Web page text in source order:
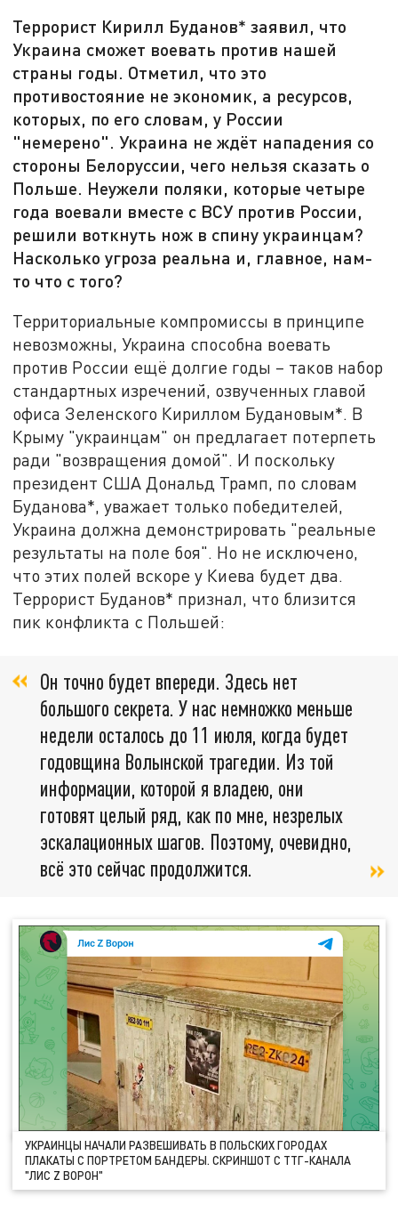
Террорист Кирилл Буданов* заявил, что
Украина сможет воевать против нашей
страны годы. Отметил, что это
противостояние не экономик, а ресурсов,
которых, по его словам, у России
"немерено". Украина не ждёт нападения со
стороны Белоруссии, чего нельзя сказать о
Польше. Неужели поляки, которые четыре
года воевали вместе с ВСУ против России,
решили воткнуть нож в спину украинцам?
Насколько угроза реальна и, главное, нам-
то что с того?
Территориальные компромиссы в принципе
невозможны, Украина способна воевать
против России ещё долгие годы – таков набор
стандартных изречений, озвученных главой
офиса Зеленского Кириллом Будановым*. В
Крыму "украинцам" он предлагает потерпеть
ради "возвращения домой". И поскольку
президент США Дональд Трамп, по словам
Буданова*, уважает только победителей,
Украина должна демонстрировать "реальные
результаты на поле боя". Но не исключено,
что этих полей вскоре у Киева будет два.
Террорист Буданов* признал, что близится
пик конфликта с Польшей:
Он точно будет впереди. Здесь нет
большого секрета. У нас немножко меньше
недели осталось до 11 июля, когда будет
годовщина Волынской трагедии. Из той
информации, которой я владею, они
готовят целый ряд, как по мне, незрелых
эскалационных шагов. Поэтому, очевидно,
всё это сейчас продолжится.
УКРАИНЦЫ НАЧАЛИ РАЗВЕШИВАТЬ В ПОЛЬСКИХ ГОРОДАХ
ПЛАКАТЫ С ПОРТРЕТОМ БАНДЕРЫ. СКРИНШОТ С ТТГ-КАНАЛА
"ЛИС Z ВОРОН"